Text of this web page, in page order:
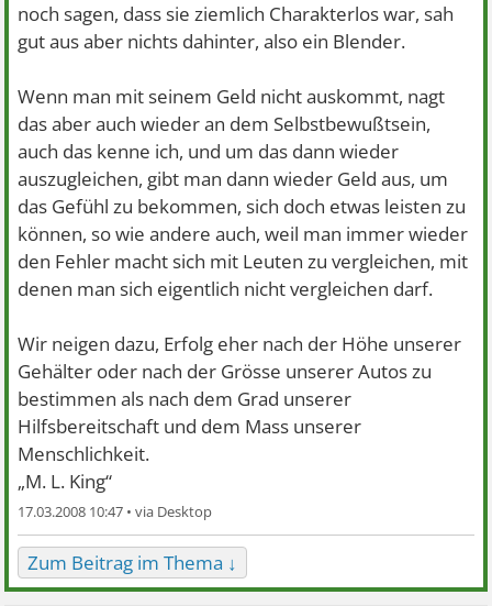
noch sagen, dass sie ziemlich Charakterlos war, sah
gut aus aber nichts dahinter, also ein Blender.
Wenn man mit seinem Geld nicht auskommt, nagt
das aber auch wieder an dem Selbstbewußtsein,
auch das kenne ich, und um das dann wieder
auszugleichen, gibt man dann wieder Geld aus, um
das Gefühl zu bekommen, sich doch etwas leisten zu
können, so wie andere auch, weil man immer wieder
den Fehler macht sich mit Leuten zu vergleichen, mit
denen man sich eigentlich nicht vergleichen darf.
Wir neigen dazu, Erfolg eher nach der Höhe unserer
Gehälter oder nach der Grösse unserer Autos zu
bestimmen als nach dem Grad unserer
Hilfsbereitschaft und dem Mass unserer
Menschlichkeit.
„M. L. King“
17.03.2008 10:47 •
Zum Beitrag im Thema ↓